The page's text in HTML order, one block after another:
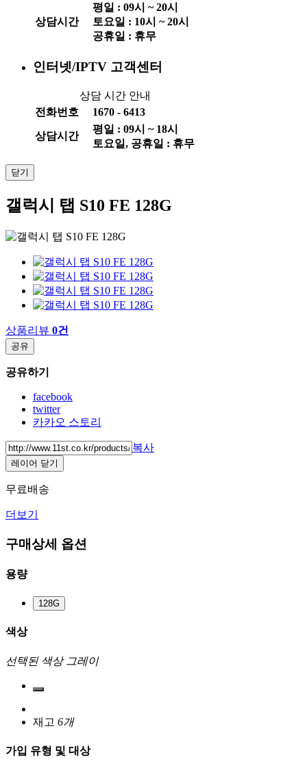
상담시간
평일 : 09시 ~20시
토요일 : 10시 ~20시
공휴일 : 휴무
인터넷/IPTV 고객센터
상담 시간 안내
전화번호
1670 - 6413
상담시간
평일 : 09시 ~ 18시
토요일, 공휴일 : 휴무
닫기
갤럭시 탭 S10 FE 128G
상품리뷰 0건
공유
공유하기
facebook
twitter
카카오 스토리
복사
레이어 닫기
무료배송
더보기
구매상세 옵션
용량
128G
색상
선택된 색상 그레이
재고 6개
가입 유형 및 대상